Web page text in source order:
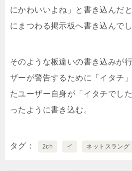
にかわいいよね」と書き込んだ
にまつわる掲示板へ書き込んでし
そのような板違いの書き込みが
ザーが警告するために「イタチ
たユーザー自身が「イタチでし
ったように書き込む。
タグ 2ch イ ネットスラング